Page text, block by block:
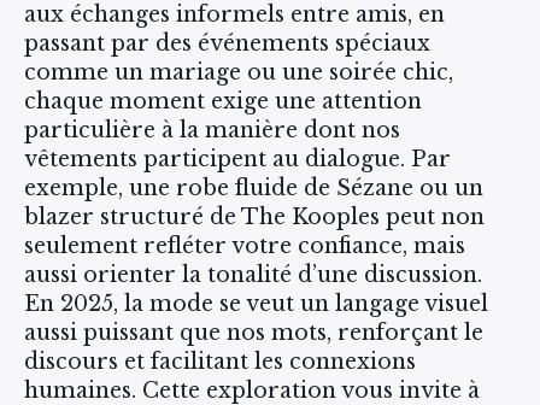
aux échanges informels entre amis, en
passant par des événements spéciaux
comme un mariage ou une soirée chic,
chaque moment exige une attention
particulière à la manière dont nos
vêtements participent au dialogue. Par
exemple, une robe fluide de Sézane ou un
blazer structuré de The Kooples peut non
seulement refléter votre confiance, mais
aussi orienter la tonalité d’une discussion.
En 2025, la mode se veut un langage visuel
aussi puissant que nos mots, renforçant le
discours et facilitant les connexions
humaines. Cette exploration vous invite à